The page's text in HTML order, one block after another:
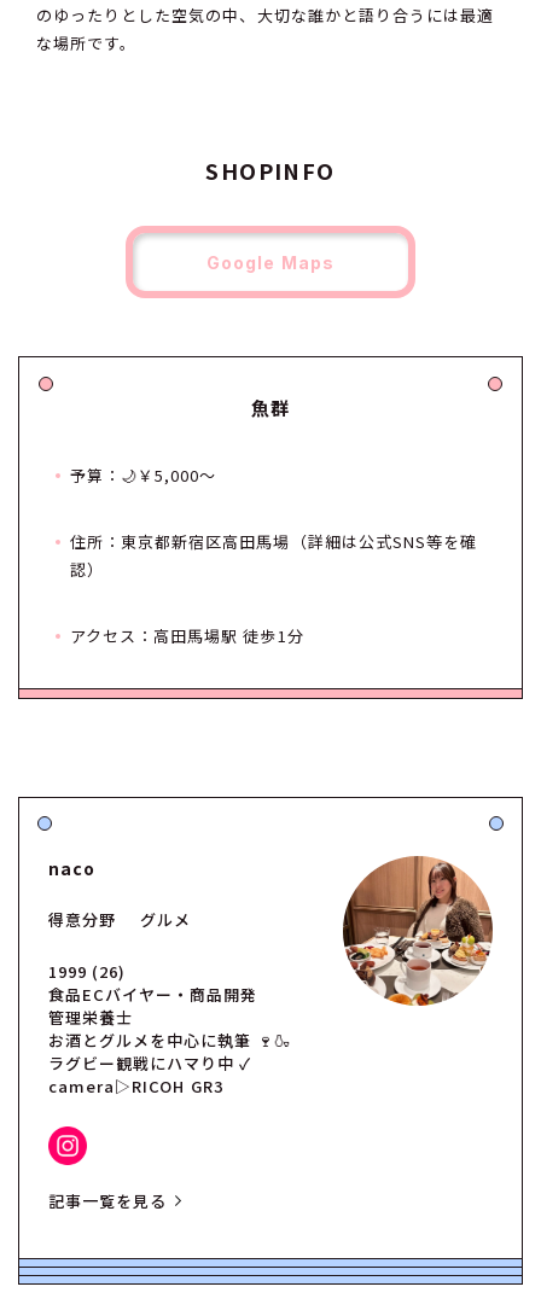
のゆったりとした空気の中、大切な誰かと語り合うには最適
な場所です。
SHOPINFO
Google Maps
魚群
予算：🌙￥5,000～
住所：東京都新宿区高田馬場（詳細は公式SNS等を確
認）
アクセス：高田馬場駅 徒歩1分
naco
得意分野 グルメ
1999 (26)
食品ECバイヤー・商品開発
管理栄養士
お酒とグルメを中心に執筆 🍷🍶
ラグビー観戦にハマり中 ✓
camera▷RICOH GR3
記事一覧を見る